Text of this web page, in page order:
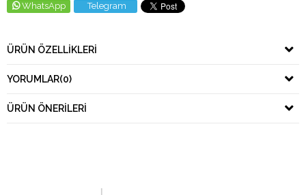
WhatsApp Telegram
ÜRÜN ÖZELLIKLERI
YORUMLAR(0)
ÜRÜN ÖNERILERI